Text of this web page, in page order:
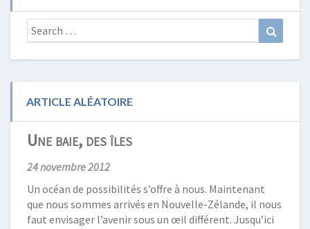
Search
for:
ARTICLE ALÉATOIRE
Une baie, des îles
24 novembre 2012
Un océan de possibilités s’offre à nous. Maintenant
que nous sommes arrivés en Nouvelle-Zélande, il nous
faut envisager l’avenir sous un œil différent. Jusqu’ici